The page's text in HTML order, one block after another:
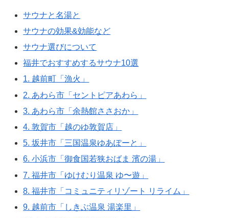
サウナと名湯と
サウナの効果&効能など
サウナ選びについて
福井でおすすめするサウナ10選
1. 越前町「漁火」
2. あわら市「セントピアあわら」
3. あわら市「余熱館ささおか」
4. 敦賀市「越のゆ敦賀店」
5. 坂井市「三国温泉ゆあぽーと」
6. 小浜市「御食国若狭おばま 濱の湯」
7. 福井市「ゆけむり温泉 ゆ〜遊」
8. 福井市「コミュニティリゾート リライム」
9. 越前市「しきぶ温泉 湯楽里」